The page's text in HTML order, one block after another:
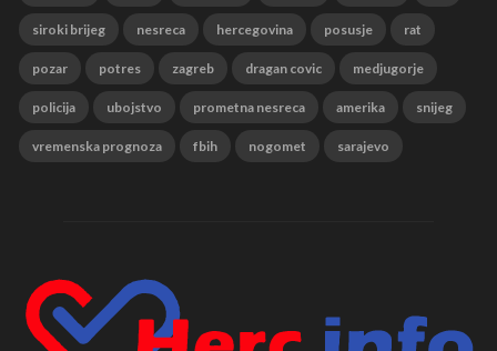
siroki brijeg nesreca hercegovina posusje rat
pozar potres zagreb dragan covic medjugorje
policija ubojstvo prometna nesreca amerika snijeg
vremenska prognoza fbih nogomet sarajevo